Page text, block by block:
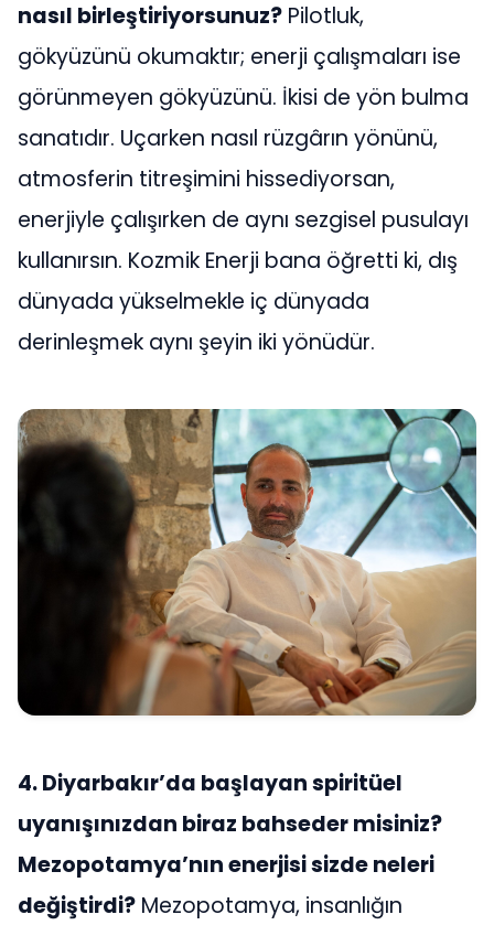
nasıl birleştiriyorsunuz? Pilotluk,
gökyüzünü okumaktır; enerji çalışmaları ise
görünmeyen gökyüzünü. İkisi de yön bulma
sanatıdır. Uçarken nasıl rüzgârın yönünü,
atmosferin titreşimini hissediyorsan,
enerjiyle çalışırken de aynı sezgisel pusulayı
kullanırsın. Kozmik Enerji bana öğretti ki, dış
dünyada yükselmekle iç dünyada
derinleşmek aynı şeyin iki yönüdür.
4. Diyarbakır’da başlayan spiritüel
uyanışınızdan biraz bahseder misiniz?
Mezopotamya’nın enerjisi sizde neleri
değiştirdi? Mezopotamya, insanlığın